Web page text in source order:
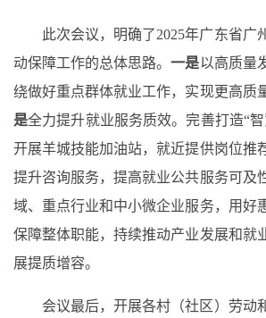
此次会议，明确了2025年广东省广
动保障工作的总体思路。一是以高质量
绕做好重点群体就业工作，实现更高质
是全力提升就业服务质效。完善打造“
开展羊城技能加油站，就近提供岗位推
提升咨询服务，提高就业公共服务可及
域、重点行业和中小微企业服务，用好
保障整体职能，持续推动产业发展和就
展提质增容。
会议最后，开展各村（社区）劳动